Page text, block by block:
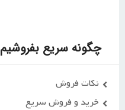
چگونه سریع بفروشیم
نکات فروش
خرید و فروش سریع